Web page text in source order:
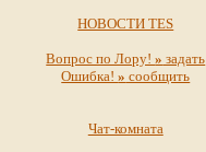
НОВОСТИ TES
Вопрос по Лору!» задать
Ошибка!» сообщить
Чат-комната